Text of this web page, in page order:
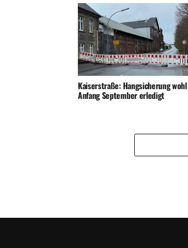
Kaiserstraße: Hangsicherung wohl
Anfang September erledigt